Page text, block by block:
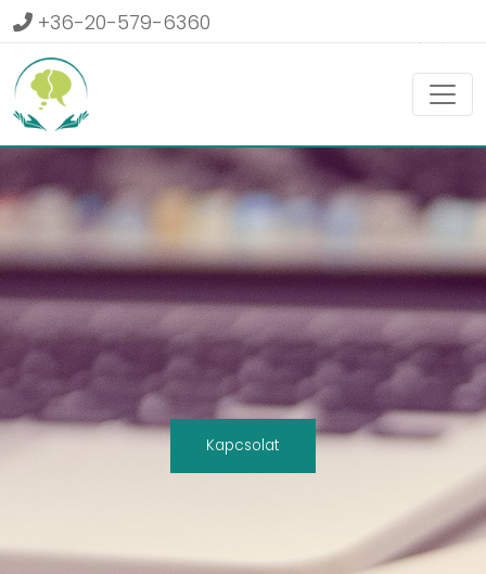
+36-20-579-6360
Belépés
Kapcsolat